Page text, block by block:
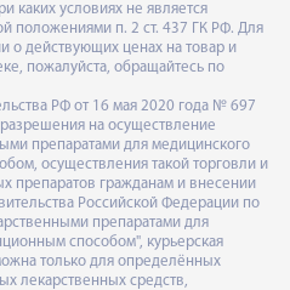
каких условиях не является
положениями п. 2 ст. 437 ГК РФ. Для
о действующих ценах на товар и
пожалуйста, обращайтесь по
РФ от 16 мая 2020 года № 697
на осуществление
препаратами для медицинского
осуществления такой торговли и
препаратов гражданам и внесении
Российской Федерации по
препаратами для
способом", курьерская
только для определённых
лекарственных средств,